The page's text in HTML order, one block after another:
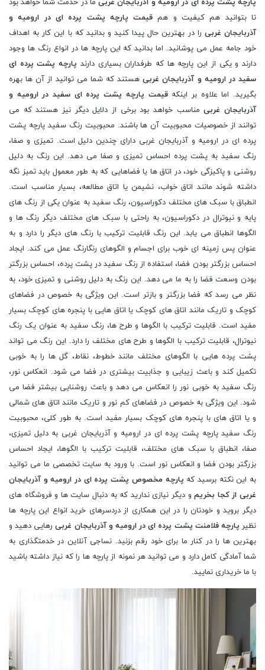
پارچه پشت پرده ای در ارومیه و آذربایجان غربی ما در خدمت شما خواهد بود
تا بتوانید هم کیفیت و همقیمت پارچه پشت پرده ای در ارومیه و
آذربایجان غربی را در بهترین حال پیدا کنید و بدانید که با این کار به اهداف
خود جامه عمل می پوشانید. اما بدانید که این پارچه ها در انواع رنگ ها وجود
دارند و یکی از این پارچه ها که طرفداران بسیاری دارند پارچه پشت پرده ای
سفید در ارومیه و آذربایجان غربیهستند که شما می توانید از آن ها بهره
بگیرید. اما علاوه بر اینکهقیمت پارچه پشت پرده ای سفید در ارومیه و
آذربایجان غربیمناسب خواهد بود برخی از دلایل دیگر نیز هستند که می
توانند از خصوصیات محبوبیت آن ها باشند. محبوبیت رنگ سفید پارچه پشت
پرده ای در ارومیه و آذربایجان غربی دارای چندین دلیل است. تمیزی و صفا،
رنگ سفید به پشت پرده احساس تمیزی و صفا می دهد. این رنگ به دلیل
روشنی و پاکیزگی خود، در اتاق ها یا فضاهایی که به طور معمول باید تمیز نگه
داشته شوند مانند اتاق خواب، نشیمن یا اتاق مطالعه، بسیار مناسب است.
انطباق با سبک های مختلف دکوراسیون، رنگ سفید به عنوان یکی از رنگ های
پایه و نیوترال در دکوراسیون، به راحتی با سبک های مختلف دیگر رنگ ها و
الگوها انطباق می یابد. این رنگ قابلیت ترکیب با رنگ های دیگر را دارد و به
عنوان پس زمینه ای خوب برای اجسام و الگوهای رنگارنگ عمل می کند. ایجاد
احساس بزرگتر بودن فضا، استفاده از رنگ سفید در پشت پرده، احساس بزرگتر
بودن وسعت فضا را به ما می دهد. این رنگ به دلیل روشنی و تمیزی خود، به
نظر می رسد که فضا بزرگتر و بازتر است. این ویژگی به خصوص در فضاهای
کوچک و تاریک مانند اتاق های کوچک یا اتاق هایی با پنجره های کوچک بسیار
مفید است. قابلیت ترکیب با الگوها و طرح ها، رنگ سفید به عنوان یک رنگ
نیوترال، قابلیت ترکیب با الگوها و طرح های مختلف را دارد. این رنگ می تواند
پشت پرده هایی با الگوهای مختلف مانند خطوط، نقاط، گل ها را به خوبی
تکمیل کند و باعث زیبایی و جذابیت بیشتری در فضا می شود. انعکاس نور،
رنگ سفید به خوبی نور را انعکاس می دهد و باعث روشنایی بیشتر فضا می
شود. این ویژگی به خصوص در فضاهای کم نور و تاریک مانند اتاق های شمالی
و یا اتاق های با پنجره های کوچک بسیار مفید است. به طور کلی، محبوبیت
رنگ سفید پارچه پشت پرده ای در ارومیه و آذربایجان غربی به دلیل تمیزی،
صفا، انطباق با سبک های مختلف، قابلیت ترکیب با الگوها، ایجاد احساس
بزرگتر بودن فضا و انعکاس نور است. با ورود به سایت تخصصی ما می توانید
به این نکته برسید که پارچه مخصوص پشت پرده ای در ارومیه و آذربایجان
غربی از کجا بخریمو دیگر نیازی ندارید که به دنبال سایت ها و فروشگاه های
دیگر بروید و خودتان را در این همکاری از دردسرهای خرید انواع این پارچه ها
نظیر پارچه فلامنت پشت پرده ای در ارومیه و آذربایجان غربیرهایی دهید و
بهترین ها را در کنار ما برای خود رقم بزنید. نساجی آنلاین در خدمتگذاری به
شما آمادگی کامل دارد و می توانید هر نمونه از پارچه ها را که نیاز داشته باشید
با ما خریداری نمایید.